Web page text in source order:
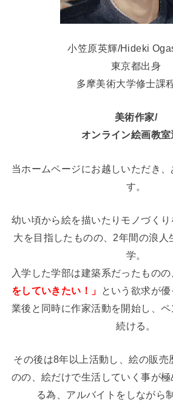
小笠原英輝/Hideki
東京都出身
多摩美術大学修士課
美術作家/
オンライン絵画教室
当ホームページにお越しいただき
す。
幼い頃から絵を描いたりモノづく
大を目指したものの、2年間の浪人
学。
入学した学部は建築系だったものの
をしていきたい！」
という欲求が
業後と同時に作家活動を開始し、
続ける。
その後は8年以上活動し、絵の販売
のの、絵だけで生活していく事が
る為、アルバイトをしながら